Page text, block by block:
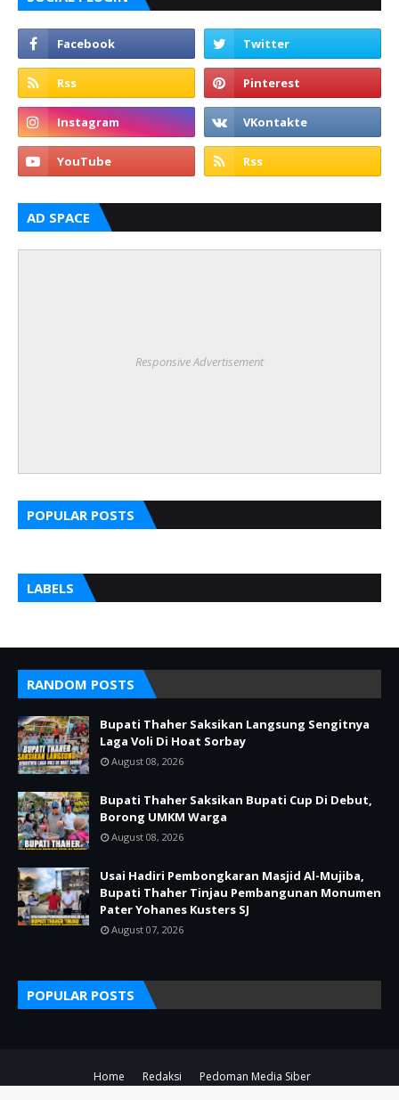
AD SPACE
Responsive Advertisement
POPULAR POSTS
LABELS
RANDOM POSTS
Bupati Thaher Saksikan Langsung Sengitnya
Laga Voli Di Hoat Sorbay
August 08, 2026
Bupati Thaher Saksikan Bupati Cup Di Debut,
Borong UMKM Warga
August 08, 2026
Usai Hadiri Pembongkaran Masjid Al-Mujiba,
Bupati Thaher Tinjau Pembangunan Monumen
Pater Yohanes Kusters SJ
August 07, 2026
POPULAR POSTS
Home Redaksi
Pedoman Media Siber